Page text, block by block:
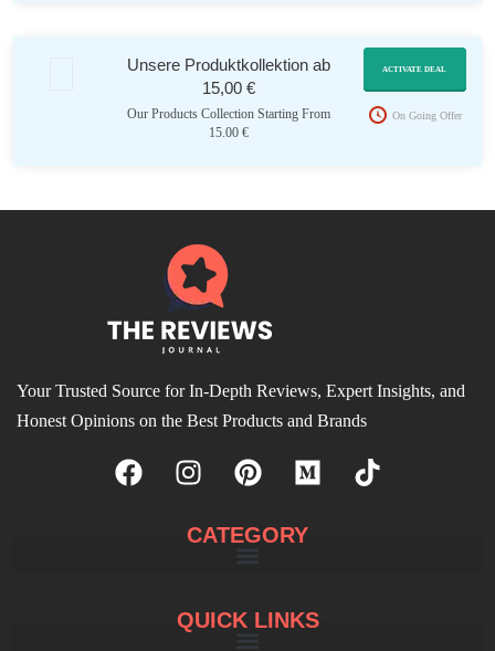
Unsere Produktkollektion ab
15,00 €
Our Products Collection Starting From
15.00 €
ACTIVATE DEAL
On Going Offer
Your Trusted Source for In-Depth Reviews, Expert Insights, and
Honest Opinions on the Best Products and Brands
CATEGORY
QUICK LINKS